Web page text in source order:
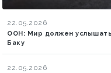
22.05.2026
ООН: Мир должен
Баку
22.05.2026